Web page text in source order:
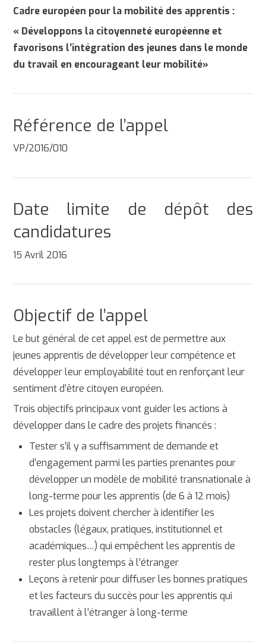
Cadre européen pour la mobilité des apprentis :
« Développons la citoyenneté européenne et
favorisons l’intégration des jeunes dans le monde
du travail en encourageant leur mobilité»
Référence de l’appel
VP/2016/010
Date limite de dépôt des
candidatures
15 Avril 2016
Objectif de l’appel
Le but général de cet appel est de permettre aux
jeunes apprentis de développer leur compétence et
développer leur employabilité tout en renforçant leur
sentiment d’être citoyen européen.
Trois objectifs principaux vont guider les actions à
développer dans le cadre des projets financés :
Tester s’il y a suffisamment de demande et
d’engagement parmi les parties prenantes pour
développer un modèle de mobilité transnationale à
long-terme pour les apprentis (de 6 à 12 mois)
Les projets doivent chercher à identifier les
obstacles (légaux, pratiques, institutionnel et
académiques…) qui empêchent les apprentis de
rester plus longtemps à l’étranger
Leçons à retenir pour diffuser les bonnes pratiques
et les facteurs du succès pour les apprentis qui
travaillent à l’étranger à long-terme